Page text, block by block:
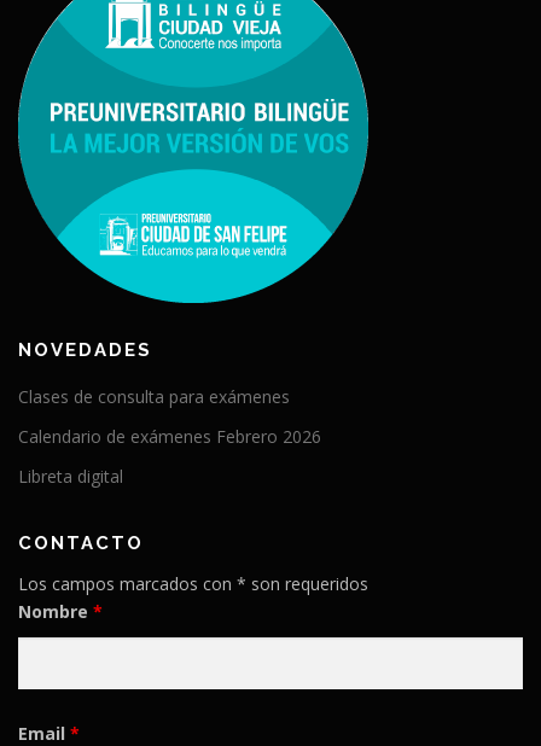
NOVEDADES
Clases de consulta para exámenes
Calendario de exámenes Febrero 2026
Libreta digital
CONTACTO
Los campos marcados con * son requeridos
Nombre *
Email *